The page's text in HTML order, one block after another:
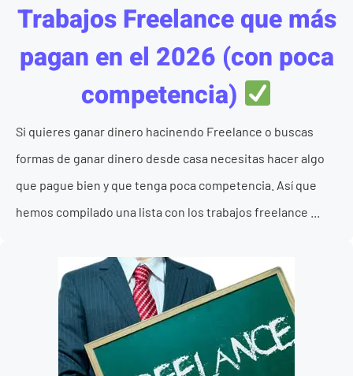
Trabajos Freelance que más
pagan en el 2026 (con poca
competencia)
Si quieres ganar dinero hacinendo Freelance o buscas
formas de ganar dinero desde casa necesitas hacer algo
que pague bien y que tenga poca competencia. Así que
hemos compilado una lista con los trabajos freelance ...